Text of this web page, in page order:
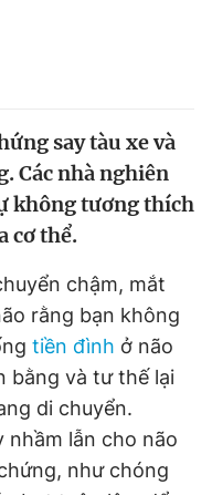
cần biết
hệ quảng cáo
say tàu xe và
Các nhà nghiên
không tương thích
cơ thể.
chậm, mắt
rằng bạn không
tiền đình ở não
bằng và tư thế lại
di chuyển.
nhầm lẫn cho não
như chóng